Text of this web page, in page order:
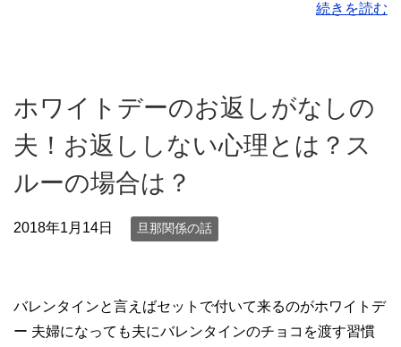
続きを読む
ホワイトデーのお返しがなしの
夫！お返ししない心理とは？ス
ルーの場合は？
2018年1月14日 旦那関係の話
バレンタインと言えばセットで付いて来るのがホワイトデ
ー 夫婦になっても夫にバレンタインのチョコを渡す習慣